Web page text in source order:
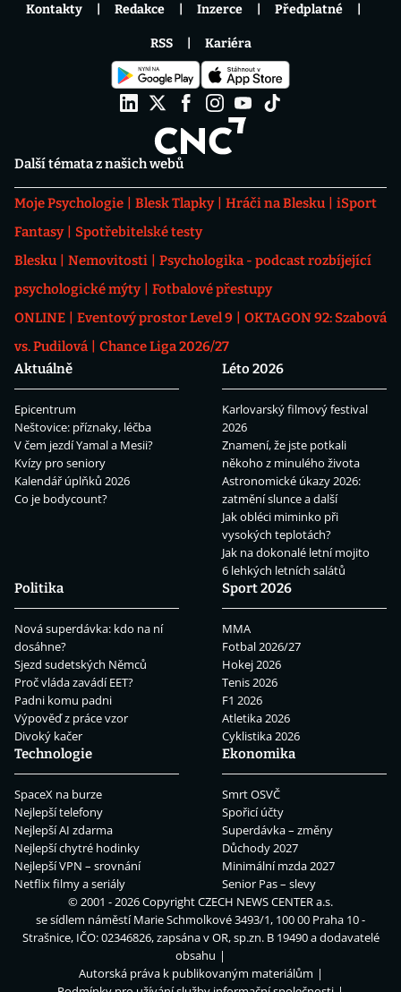
Další témata z našich webů
Moje Psychologie Blesk Tlapky Hráči na Blesku
iSport
Fantasy
Spotřebitelské testy
Blesku
Nemovitosti
Psychologika - podcast rozbíjející
psychologické mýty
Fotbalové přestupy
ONLINE
Eventový prostor Level 9
OKTAGON 92: Szabová
vs. Pudilová
Chance Liga 2026/27
Aktuálně
Epicentrum
Neštovice: příznaky, léčba
V čem jezdí Yamal a Mesii?
Kvízy pro seniory
Kalendář úplňků 2026
Co je bodycount?
Léto 2026
Karlovarský filmový festival
2026
Znamení, že jste potkali
někoho z minulého života
Astronomické úkazy 2026:
zatmění slunce a další
Jak obléci miminko při
vysokých teplotách?
Jak na dokonalé letní mojito
6 lehkých letních salátů
Politika
Nová superdávka: kdo na ní
dosáhne?
Sjezd sudetských Němců
Proč vláda zavádí EET?
Padni komu padni
Výpověď z práce vzor
Divoký kačer
Sport 2026
MMA
Fotbal 2026/27
Hokej 2026
Tenis 2026
F1 2026
Atletika 2026
Cyklistika 2026
Technologie
SpaceX na burze
Nejlepší telefony
Nejlepší AI zdarma
Nejlepší chytré hodinky
Nejlepší VPN – srovnání
Netflix filmy a seriály
Ekonomika
Smrt OSVČ
Spořicí účty
Superdávka – změny
Důchody 2027
Minimální mzda 2027
Senior Pas – slevy
Kontakty Redakce Inzerce Předplatné
RSS Kariéra
© 2001 - 2026 CopyrightCZECH NEWS CENTER a.s.
se sídlem náměstí Marie Schmolkové 3493/1, 100 00 Praha 10 -
Strašnice, IČO: 02346826, zapsána v OR, sp.zn. B 19490 a dodavatelé
obsahu
Autorská práva k publikovaným materiálům